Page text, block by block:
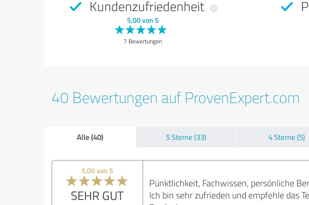
Kundenzufriedenheit
5,00 von 5
7 Bewertungen
40 Bewertungen auf ProvenExpert.com
Alle (40) 5 Sterne (33) 4 Sterne (5)
5,00 von 5
SEHR GUT
Pünktlichkeit, Fachwissen, persönliche
Ich bin sehr zufrieden und empfehle das